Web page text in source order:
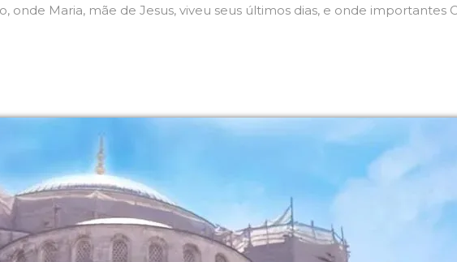
onde Maria, mãe de Jesus, viveu seus últimos dias, e onde importantes